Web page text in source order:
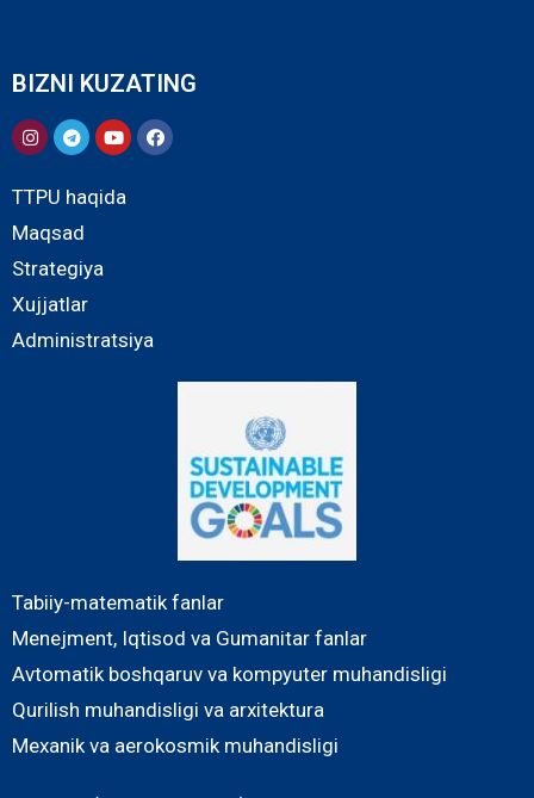
BIZNI KUZATING
TTPU haqida
Maqsad
Strategiya
Xujjatlar
Administratsiya
Tabiiy-matematik fanlar
Menejment, Iqtisod va Gumanitar fanlar
Avtomatik boshqaruv va kompyuter muhandisligi
Qurilish muhandisligi va arxitektura
Mexanik va aerokosmik muhandisligi